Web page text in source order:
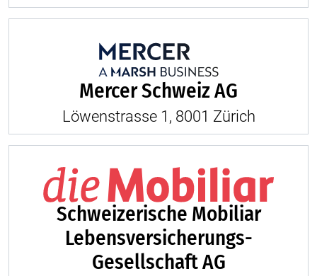
Mercer Schweiz AG
Löwenstrasse 1, 8001 Zürich
Schweizerische Mobiliar
Lebensversicherungs-
Gesellschaft AG